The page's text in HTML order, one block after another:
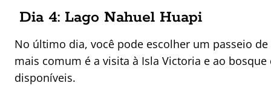
Dia 4: Lago Nahuel Huapi
No último dia, você pode escolher um passeio
mais comum é a visita à Isla Victoria e ao
disponíveis.